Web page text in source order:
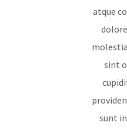
atque
sint
sunt